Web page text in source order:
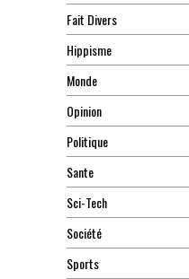
Fait Divers
Hippisme
Monde
Opinion
Politique
Sante
Sci-Tech
Société
Sports